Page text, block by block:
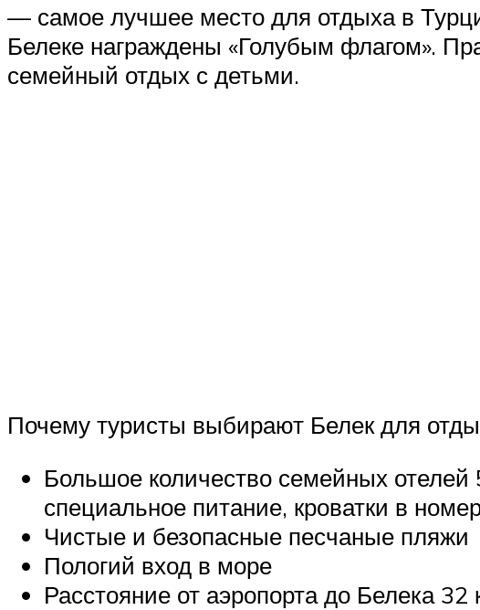
— самое лучшее место для отдыха в
Белеке награждены «Голубым флагом».
семейный отдых с детьми.
Почему туристы выбирают Белек для
Большое количество семейных отелей
специальное питание, кроватки в
Чистые и безопасные песчаные пляжи
Пологий вход в море
Расстояние от аэропорта до Белека